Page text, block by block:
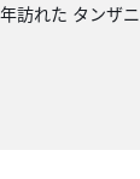
訪れた タンザ